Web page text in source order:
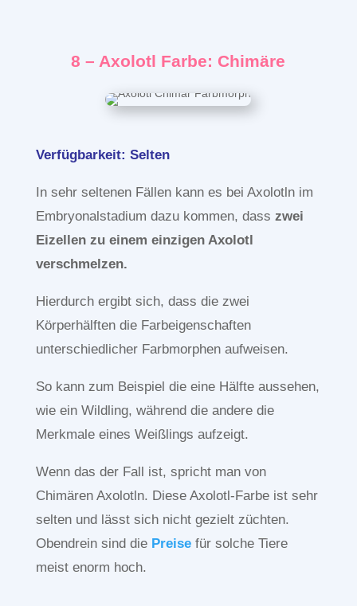
8 – Axolotl Farbe: Chimäre
Verfügbarkeit: Selten
In sehr seltenen Fällen kann es bei Axolotln im
Embryonalstadium dazu kommen, dass zwei
Eizellen zu einem einzigen Axolotl
verschmelzen.
Hierdurch ergibt sich, dass die zwei
Körperhälften die Farbeigenschaften
unterschiedlicher Farbmorphen aufweisen.
So kann zum Beispiel die eine Hälfte aussehen,
wie ein Wildling, während die andere die
Merkmale eines Weißlings aufzeigt.
Wenn das der Fall ist, spricht man von
Chimären Axolotln. Diese Axolotl-Farbe ist sehr
selten und lässt sich nicht gezielt züchten.
Obendrein sind die Preisefür solche Tiere
meist enorm hoch.